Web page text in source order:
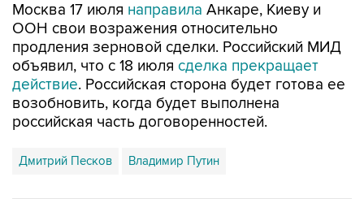
Москва 17 июля направила Анкаре, Киеву и
ООН свои возражения относительно
продления зерновой сделки. Российский МИД
объявил, что с 18 июля сделка прекращает
действие. Российская сторона будет готова ее
возобновить, когда будет выполнена
российская часть договоренностей.
Дмитрий Песков Владимир Путин